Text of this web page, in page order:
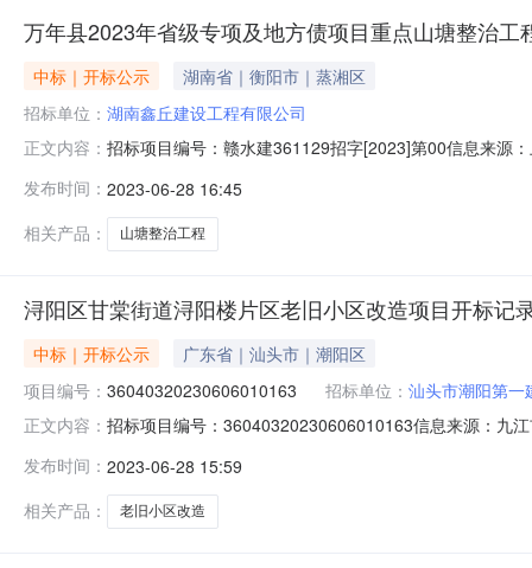
万年县2023年省级专项及地方债项目重点山塘整治工
中标｜开标公示
湖南省｜衡阳市｜蒸湘区
招标单位： 湖南鑫丘建设工程有限公司
正文内容： 招标项目编号：赣水建361129招字[2023]第00信息来源
价:0.00元/%;工期:日历天;质量要求:;保证金金额:0.00元,
发布时间： 2023-06-28 16:45
相关产品：
山塘整治工程
浔阳区甘棠街道浔阳楼片区老旧小区改造项目开标记
中标｜开标公示
广东省｜汕头市｜潮阳区
项目编号： 36040320230606010163 招标单位： 汕头市潮阳第一
正文内容： 招标项目编号：36040320230606010163信息来源：九
要求:;保证金金额:500000.00元,投标文件递交时间
发布时间： 2023-06-28 15:59
相关产品：
老旧小区改造